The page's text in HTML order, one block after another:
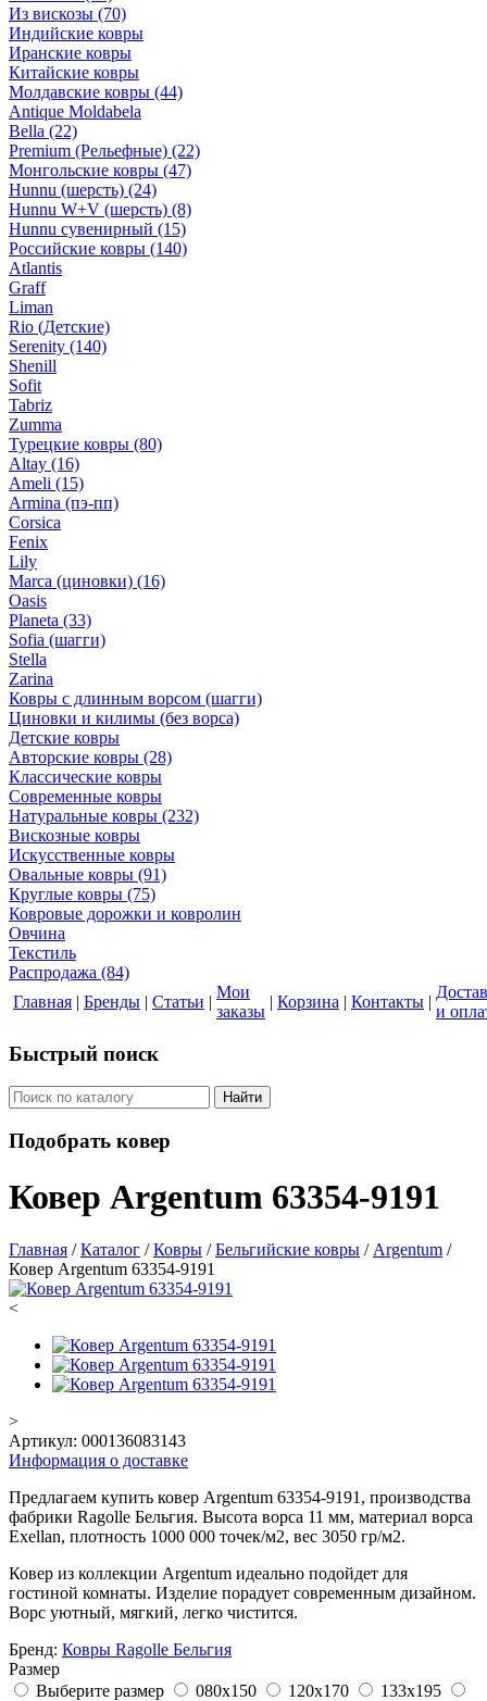
Из вискозы (70)
Индийские ковры
Иранские ковры
Китайские ковры
Молдавские ковры (44)
Antique Moldabela
Bella (22)
Premium (Рельефные) (22)
Монгольские ковры (47)
Hunnu (шерсть) (24)
Hunnu W+V (шерсть) (8)
Hunnu сувенирный (15)
Российские ковры (140)
Atlantis
Graff
Liman
Rio (Детские)
Serenity (140)
Shenill
Sofit
Tabriz
Zumma
Турецкие ковры (80)
Altay (16)
Ameli (15)
Armina (пэ-пп)
Corsica
Fenix
Lily
Marca (циновки) (16)
Oasis
Planeta (33)
Sofia (шагги)
Stella
Zarina
Ковры с длинным ворсом (шагги)
Циновки и килимы (без ворса)
Детские ковры
Авторские ковры (28)
Классические ковры
Современные ковры
Натуральные ковры (232)
Вискозные ковры
Искусственные ковры
Овальные ковры (91)
Круглые ковры (75)
Ковровые дорожки и ковролин
Овчина
Текстиль
Распродажа (84)
Главная | Бренды | Статьи |
Мои
заказы
| Корзина | Контакты |
и
Быстрый поиск
Найти
Подобрать ковер
Ковер Argentum 63354-9191
Главная / Каталог / Ковры / Бельгийские ковры / Argentum /
Ковер Argentum 63354-9191
<
>
Артикул: 000136083143
Информация о доставке
Предлагаем купить ковер Argentum 63354-9191, производства
фабрики Ragolle Бельгия. Высота ворса 11 мм, материал ворса
Exellan, плотность 1000 000 точек/м2, вес 3050 гр/м2.
Ковер из коллекции Argentum идеально подойдет для
гостиной комнаты. Изделие порадует современным дизайном.
Ворс уютный, мягкий, легко чистится.
Бренд: Ковры Ragolle Бельгия
Размер
Выберите размер
080x150 120x170
133x195